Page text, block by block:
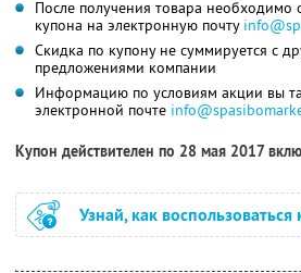
После получения товара необходимо
купона на электронную почту
Скидка по купону не суммируется с
предложениями компании
Информацию по условиям акции вы
электронной почте
Купон действителен по 28 мая 2017
Узнай, как